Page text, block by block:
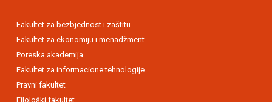
Fakultet za bezbjednost i zaštitu
Fakultet za ekonomiju i menadžment
Poreska akademija
Fakultet za informacione tehnologije
Pravni fakultet
Filološki fakultet